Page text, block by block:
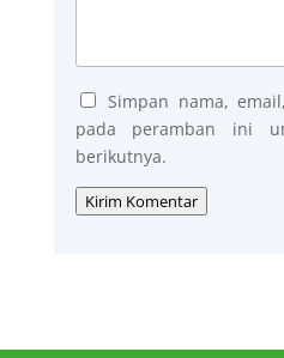
Simpan nama,
pada peramban ini
berikutnya.
Kirim Komentar